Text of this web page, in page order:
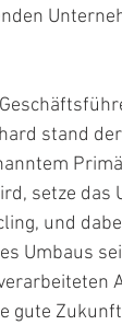
stand
setze das
und
Umbaus
gute